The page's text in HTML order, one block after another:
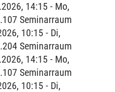
14:15 - Mo,
Seminarraum
10:15 - Di,
Seminarraum
14:15 - Mo,
Seminarraum
10:15 - Di,